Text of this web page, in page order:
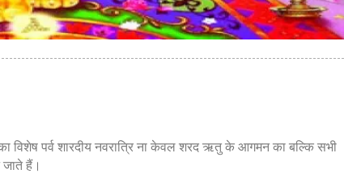
का विशेष पर्व शारदीय नवरात्रि ना केवल शरद ऋतु के आगमन का बल्कि सभी
जाते हैं।